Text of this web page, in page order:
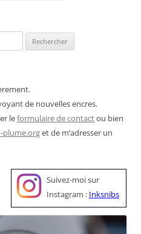
de nouvelles encres.
leformulaire de contactou bien
plume.orget de m’adresser un
Suivez-moi sur
Instagram : Inksnibs